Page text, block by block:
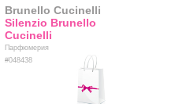
Brunello Cucinelli
Silenzio Brunello
Cucinelli
Парфюмерия
#048438